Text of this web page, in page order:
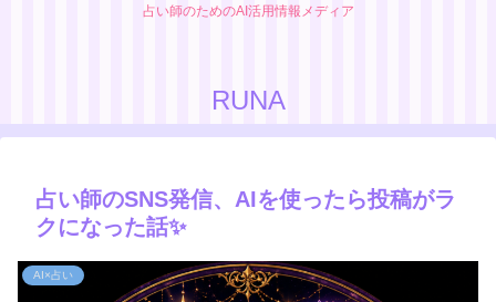
占い師のためのAI活用情報メディア
RUNA
占い師のSNS発信、AIを使ったら投稿がラ
クになった話✨
AI×占い